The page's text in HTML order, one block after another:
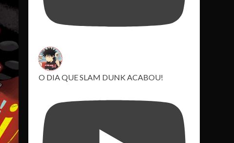
O DIA QUE SLAM DUNK ACABOU!